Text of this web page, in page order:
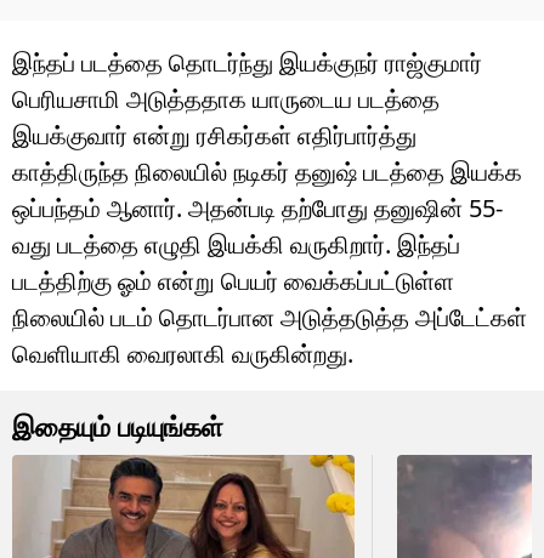
இந்தப் படத்தை தொடர்ந்து இயக்குநர் ராஜ்குமார்
பெரியசாமி அடுத்ததாக யாருடைய படத்தை
இயக்குவார் என்று ரசிகர்கள் எதிர்பார்த்து
காத்திருந்த நிலையில் நடிகர் தனுஷ் படத்தை இயக்க
ஒப்பந்தம் ஆனார். அதன்படி தற்போது தனுஷின் 55-
வது படத்தை எழுதி இயக்கி வருகிறார். இந்தப்
படத்திற்கு ஓம் என்று பெயர் வைக்கப்பட்டுள்ள
நிலையில் படம் தொடர்பான அடுத்தடுத்த அப்டேட்கள்
வெளியாகி வைரலாகி வருகின்றது.
இதையும் படியுங்கள்